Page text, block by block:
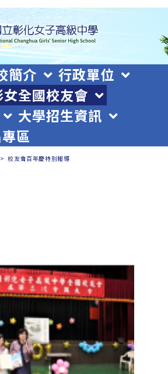
簡介
行政單位
女全國校友會
大學招生資訊
區
> 校友會百年慶特別報導